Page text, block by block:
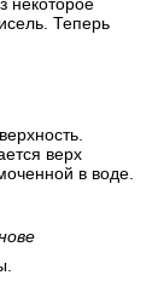
некоторое
Теперь
верх
в воде.